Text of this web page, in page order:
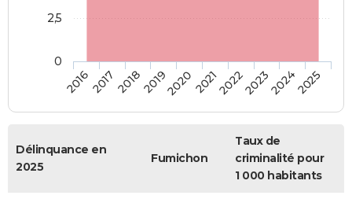
2016201720182019202020212022202320242025
0
2,5
Délinquance en
2025
Fumichon
Taux de
criminalité pour
1 000 habitants